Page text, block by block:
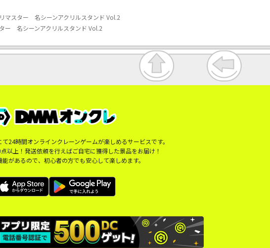
マスター 名シーンアクリルスタンド Vol.2
ー 名シーンアクリルスタンド Vol.2
24時間オンラインクレーンゲームが楽しめるサービスです。
以上！発送依頼を行えばご自宅に獲得した景品をお届け！
があるので、初心者の方でも安心して楽しめます。